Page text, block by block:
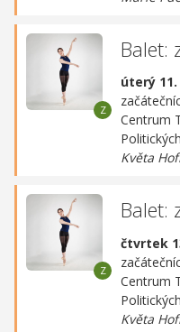
Balet:
úterý 11.
Centrum
Květa
Balet:
čtvrtek
Centrum
Květa